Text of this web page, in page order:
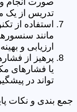
تدریس از یک
استفاده از
مانند
ارزیابی و
پرهیز از
یا فشارهای
تواند در
جمع بندی و نکات